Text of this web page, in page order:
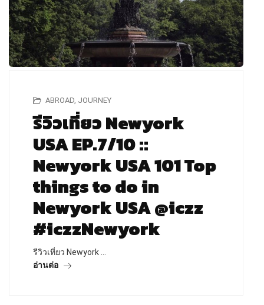
ABROAD JOURNEY
รีวิวเที่ยว Newyork
USA EP.7/10 ::
Newyork USA 101 Top
things to do in
Newyork USA @iczz
#iczzNewyork
รีวิวเที่ยว Newyork …
อ่านต่อ